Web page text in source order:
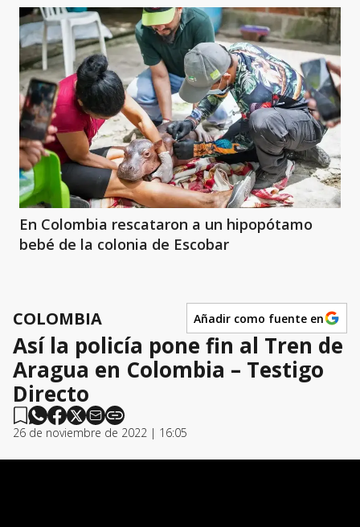
En Colombia rescataron a un hipopótamo
bebé de la colonia de Escobar
COLOMBIA Añadir como fuente en
Así la policía pone fin al Tren de
Aragua en Colombia – Testigo
Directo
26 de noviembre de 2022 | 16:05